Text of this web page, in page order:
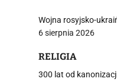
Wojna rosyjsko-
6 sierpnia 2026
RELIGIA
300 lat od